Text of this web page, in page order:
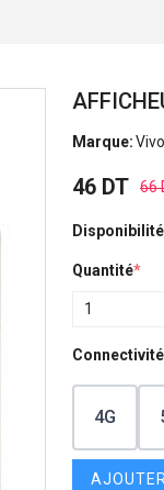
Marque:Vivo
46 DT 66
Quantité*
Connectivité
4G